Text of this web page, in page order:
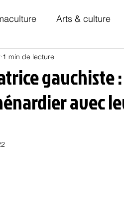
Arts & culture
Hors piste
Psychologie
gauchiste
avec
1 min de lecture